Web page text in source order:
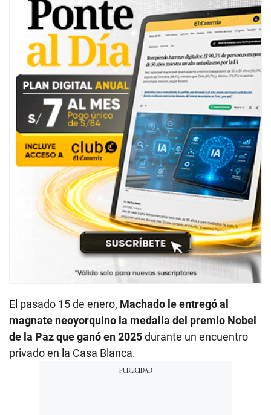
El pasado 15 de enero, Machado le entregó al
magnate neoyorquino la medalla del premio Nobel
de la Paz que ganó en 2025durante un encuentro
privado en la Casa Blanca.